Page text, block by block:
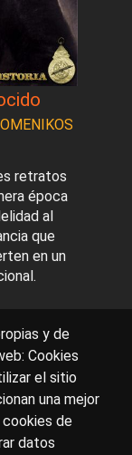
retratos
época
al
que
en un
en
y de
Cookies
el sitio
una mejor
de
datos